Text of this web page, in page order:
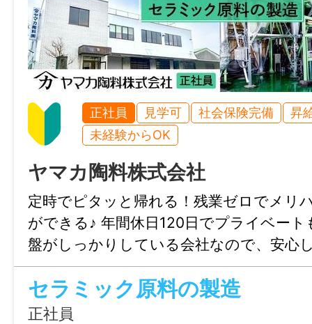
正社員 見学可 社会保険完備
昇
未経験からOK
ヤマカ陶料株式会社
定時でピタッと帰れる！残業ゼロでメリ
ができる♪ 年間休日120日でプライベー
盤がしっかりしている会社なので、安心
す！
セラミック原料の製造
正社員